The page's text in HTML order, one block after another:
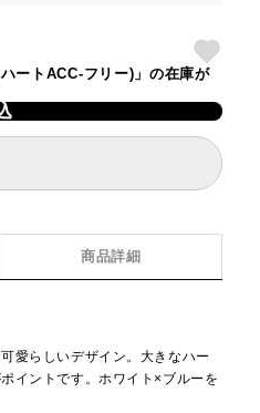
ートACC-フリー)」の在庫が
商品詳細
愛らしいデザイン。大きなハー
イントです。ホワイト×ブルーを